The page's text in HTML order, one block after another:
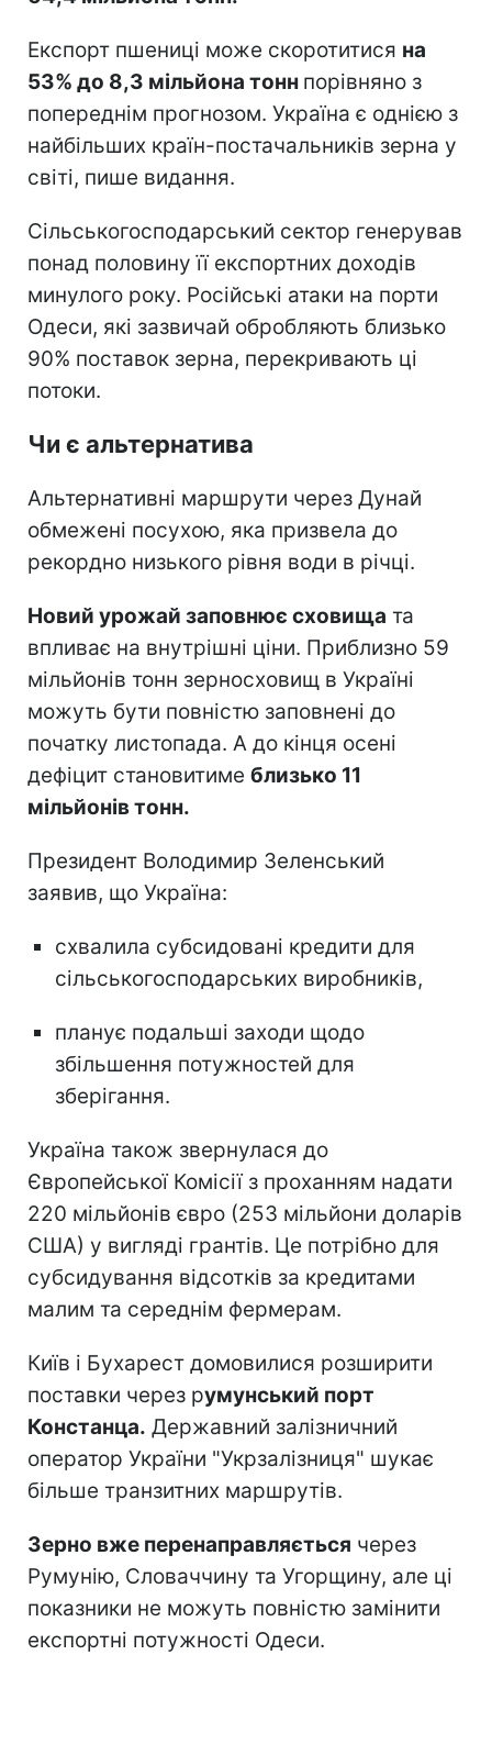
Експорт пшениці може скоротитися на
53% до 8,3 мільйона тонн порівняно з
попереднім прогнозом. Україна є однією з
найбільших країн-постачальників зерна у
світі, пише видання.
Сільськогосподарський сектор генерував
понад половину її експортних доходів
минулого року. Російські атаки на порти
Одеси, які зазвичай обробляють близько
90% поставок зерна, перекривають ці
потоки.
Чи є альтернатива
Альтернативні маршрути через Дунай
обмежені посухою, яка призвела до
рекордно низького рівня води в річці.
Новий урожай заповнює сховища та
впливає на внутрішні ціни. Приблизно 59
мільйонів тонн зерносховищ в Україні
можуть бути повністю заповнені до
початку листопада. А до кінця осені
дефіцит становитиме близько 11
мільйонів тонн.
Президент Володимир Зеленський
заявив, що Україна:
схвалила субсидовані кредити для
сільськогосподарських виробників,
планує подальші заходи щодо
збільшення потужностей для
зберігання.
Україна також звернулася до
Європейської Комісії з проханням надати
220 мільйонів євро (253 мільйони доларів
США) у вигляді грантів. Це потрібно для
субсидування відсотків за кредитами
малим та середнім фермерам.
Київ і Бухарест домовилися розширити
поставки через румунський порт
Констанца. Державний залізничний
оператор України "Укрзалізниця" шукає
більше транзитних маршрутів.
Зерно вже перенаправляється через
Румунію, Словаччину та Угорщину, але ці
показники не можуть повністю замінити
експортні потужності Одеси.